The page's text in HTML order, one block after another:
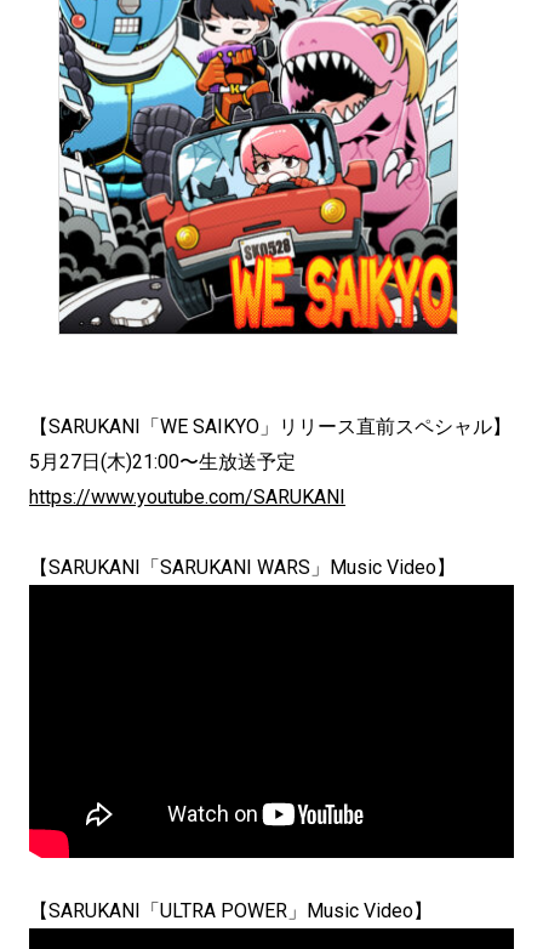
【SARUKANI「WE SAIKYO」リリース直前スペシャル】
5月27日(木)21:00〜生放送予定
https://www.youtube.com/SARUKANI
【SARUKANI「SARUKANI WARS」Music Video】
【SARUKANI「ULTRA POWER」Music Video】